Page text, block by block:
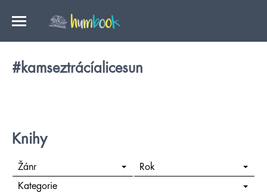
#kamseztrácíalicesun
Knihy
Žánr Rok
Kategorie